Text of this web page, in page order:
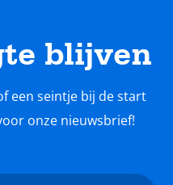
blijven
een seintje bij de start
onze nieuwsbrief!